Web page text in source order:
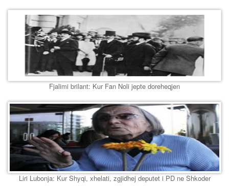
Fjalimi brilant: Kur Fan Noli jepte doreheqjen
Liri Lubonja: Kur Shyqi, xhelati, zgjidhej deputet i PD ne Shkoder